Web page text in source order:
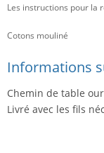
Les instructions pour la
Cotons mouliné
Informations
Chemin de table
Livré avec les fils